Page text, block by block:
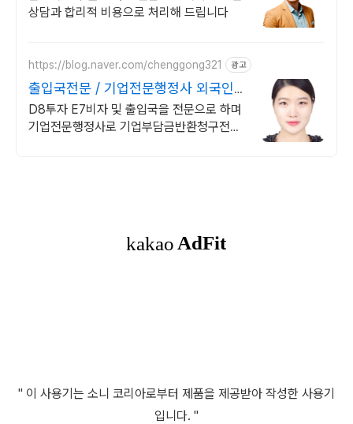
상담과 합리적 비용으로 처리해 드립니다
https://blog.naver.com/chenggong321 광고
출입국전문 / 기업전문행정사 외국인
비자 기업취업비자문
D8투자 E7비자 및 출입국을 전문으로 하며
기업전문행정사로 기업부담금반환청구전문
" 이 사용기는 소니 코리아로부터 제품을 제공받아 작성한 사용기
입니다. "